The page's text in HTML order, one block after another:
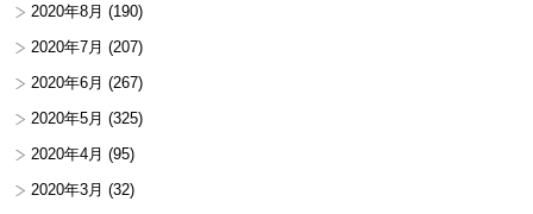
2020年8月 (190)
2020年7月 (207)
2020年6月 (267)
2020年5月 (325)
2020年4月 (95)
2020年3月 (32)